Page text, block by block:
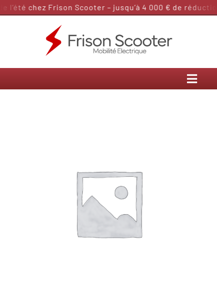
Passer
l’été chez Frison Scooter – jusqu’à 4 000 € de